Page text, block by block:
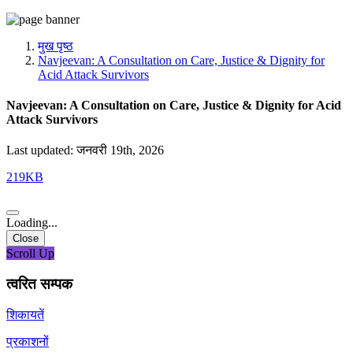
मुख पृष्ठ
Navjeevan: A Consultation on Care, Justice & Dignity for
Acid Attack Survivors
Navjeevan: A Consultation on Care, Justice & Dignity for Acid
Attack Survivors
Last updated: जनवरी 19th, 2026
219KB
Loading...
Close
Scroll Up
त्वरित सम्पक
शिकायतें
प्रकाशनों